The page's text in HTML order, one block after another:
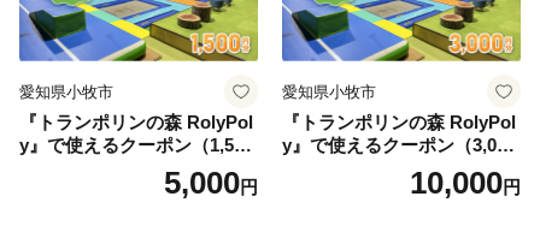
愛知県小牧市
『トランポリンの森 RolyPol
y』で使えるクーポン（1,500
5,000円
愛知県小牧市
『トランポリンの森 RolyPol
y』で使えるクーポン（3,000
10,000円